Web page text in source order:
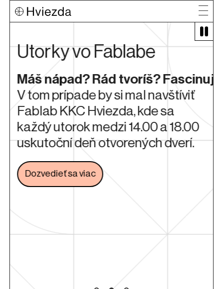
Utorky vo Fablabe
Máš nápad? Rád tvoríš?
V tom prípade by si mal navštíviť
Fablab KKC Hviezda, kde sa
každý utorok medzi 14.00 a 18.00
uskutoční deň otvorených dverí.
Dozvedieť sa viacOdkaz sa otvorí na novej karte